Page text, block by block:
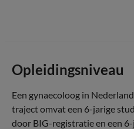
Opleidingsniveau
Een gynaecoloog in
traject omvat een 6-jarige
door BIG-registratie en een